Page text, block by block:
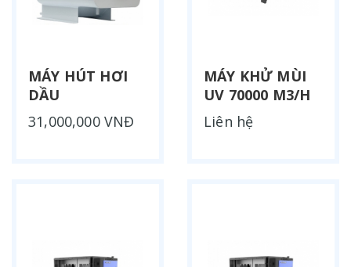
MÁY HÚT HƠI
DẦU
31,000,000 VNĐ
MÁY KHỬ MÙI
UV 70000 M3/H
Liên hệ